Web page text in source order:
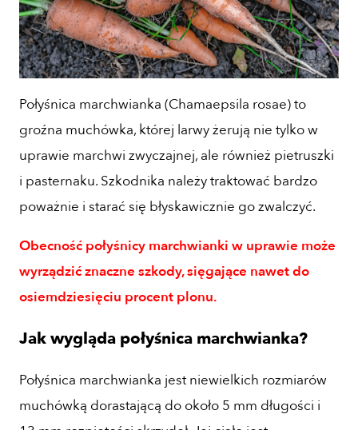
Połyśnica marchwianka (Chamaepsila rosae) to
groźna muchówka, której larwy żerują nie tylko w
uprawie marchwi zwyczajnej, ale również pietruszki
i pasternaku. Szkodnika należy traktować bardzo
poważnie i starać się błyskawicznie go zwalczyć.
Obecność połyśnicy marchwianki w uprawie może
wyrządzić znaczne szkody, sięgające nawet do
osiemdziesięciu procent plonu.
Jak wygląda połyśnica marchwianka?
Połyśnica marchwianka jest niewielkich rozmiarów
muchówką dorastającą do około 5 mm długości i